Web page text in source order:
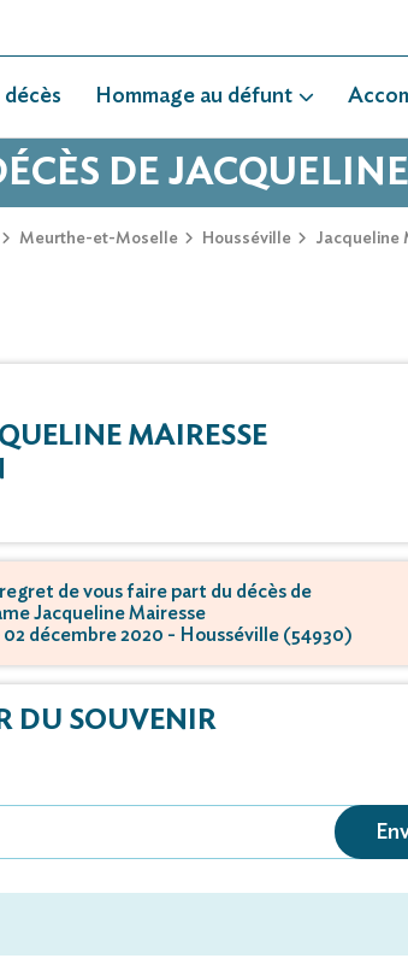
décès Hommage au défunt
DE
Meurthe-et-Moselle Housséville Jacqueline
MAIRESSE
de vous faire part du décès de
Jacqueline Mairesse
décembre 2020 - Housséville (54930)
DU SOUVENIR